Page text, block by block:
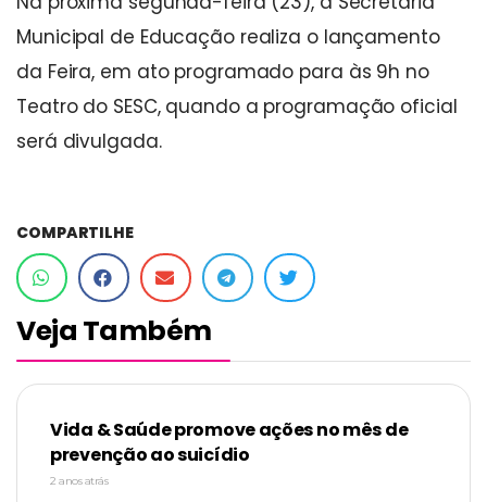
Municipal de Educação realiza o lançamento
da Feira, em ato programado para às 9h no
Teatro do SESC, quando a programação oficial
será divulgada.
COMPARTILHE
Veja Também
Vida & Saúde promove ações no mês de
prevenção ao suicídio
2 anos atrás